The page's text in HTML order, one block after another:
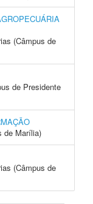
(Câmpus de
de Presidente
de Marília)
(Câmpus de